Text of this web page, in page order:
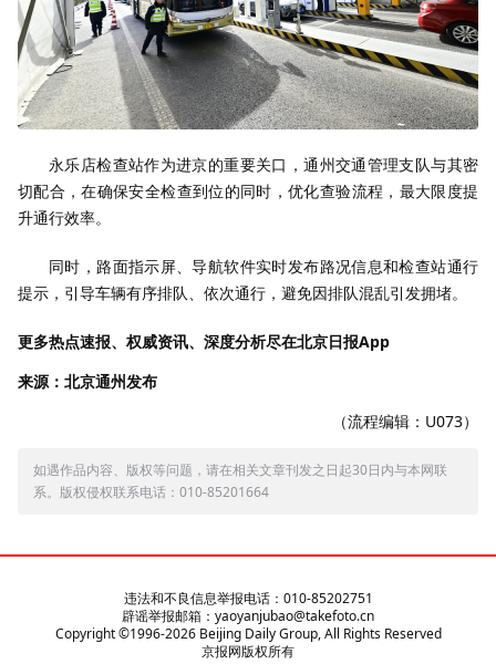
永乐店检查站作为进京的重要关口，通州交通管理支队与其密
切配合，在确保安全检查到位的同时，优化查验流程，最大限度提
升通行效率。
同时，路面指示屏、导航软件实时发布路况信息和检查站通行
提示，引导车辆有序排队、依次通行，避免因排队混乱引发拥堵。
更多热点速报、权威资讯、深度分析尽在北京日报App
来源：北京通州发布
（流程编辑：U073）
如遇作品内容、版权等问题，请在相关文章刊发之日起30日内与本网联
系。版权侵权联系电话：010-85201664
违法和不良信息举报电话：010-85202751
辟谣举报邮箱：yaoyanjubao@takefoto.cn
Copyright ©1996-2026Beijing Daily Group, All Rights Reserved
京报网版权所有